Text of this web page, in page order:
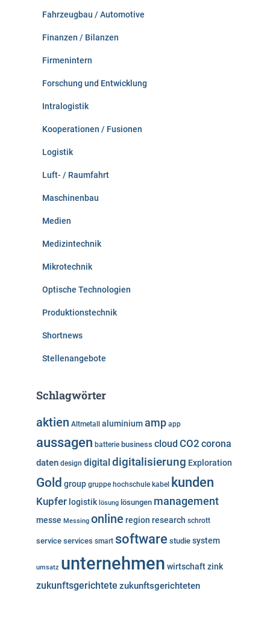
Fahrzeugbau / Automotive
Finanzen / Bilanzen
Firmenintern
Forschung und Entwicklung
Intralogistik
Kooperationen / Fusionen
Logistik
Luft- / Raumfahrt
Maschinenbau
Medien
Medizintechnik
Mikrotechnik
Optische Technologien
Produktionstechnik
Shortnews
Stellenangebote
Schlagwörter
aktien Altmetall aluminiumamp app
aussagen batterie business cloud CO2 corona
daten design digital digitalisierung Exploration
Gold group gruppe hochschule kabel kunden
Kupfer logistik lösung lösungen management
messe Messing online region research schrott
service services smart software studie system
umsatz unternehmen wirtschaftzink
zukunftsgerichtete zukunftsgerichteten